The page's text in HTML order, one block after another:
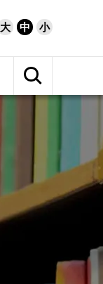
大 中 小
展
開
網
站
尋